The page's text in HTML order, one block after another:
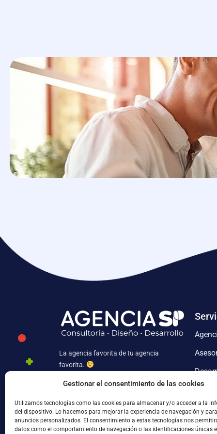
Gestionar el consentimiento de las cookies
Utilizamos tecnologías como las cookies para almacenar y/o acceder a la
del dispositivo. Lo hacemos para mejorar la experiencia de navegación y
anuncios personalizados. El consentimiento a estas tecnologías nos
datos como el comportamiento de navegación o las identificaciones únicas
La agencia favorita de tu agencia
favorita.
oficina B01, 50003 Zaragoza, España
yo@agenciasp.com